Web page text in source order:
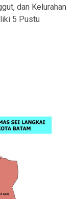
dan Kelurahan
5 Pustu